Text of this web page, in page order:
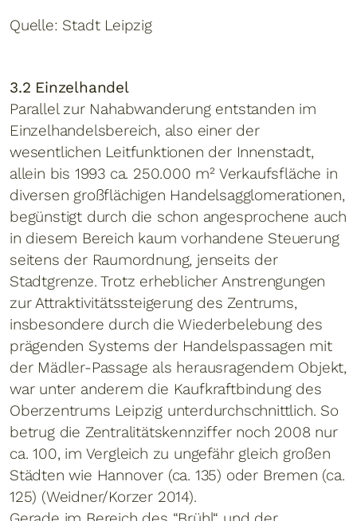
Quelle: Stadt Leipzig
3.2 Einzelhandel
Parallel zur Nahabwanderung entstanden im
Einzelhandelsbereich, also einer der
wesentlichen Leitfunktionen der Innenstadt,
allein bis 1993 ca. 250.000 m² Verkaufsfläche in
diversen großflächigen Handelsagglomerationen,
begünstigt durch die schon angesprochene auch
in diesem Bereich kaum vorhandene Steuerung
seitens der Raumordnung, jenseits der
Stadtgrenze. Trotz erheblicher Anstrengungen
zur Attraktivitätssteigerung des Zentrums,
insbesondere durch die Wiederbelebung des
prägenden Systems der Handelspassagen mit
der Mädler-Passage als herausragendem Objekt,
war unter anderem die Kaufkraftbindung des
Oberzentrums Leipzig unterdurchschnittlich. So
betrug die Zentralitätskennziffer noch 2008 nur
ca. 100, im Vergleich zu ungefähr gleich großen
Städten wie Hannover (ca. 135) oder Bremen (ca.
125) (Weidner/Korzer 2014).